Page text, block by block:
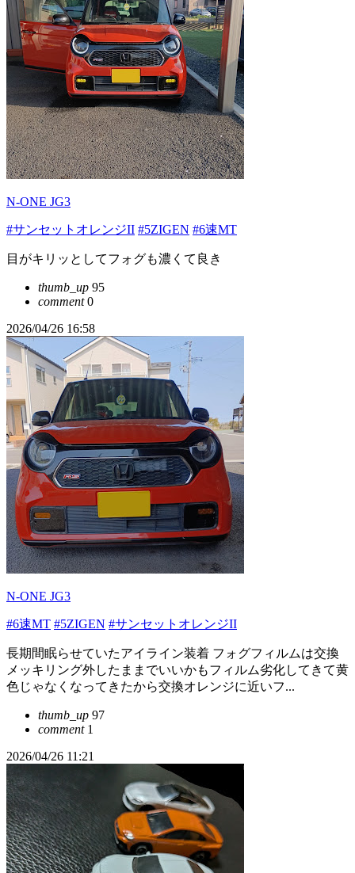
N-ONE JG3
#サンセットオレンジII #5ZIGEN #6速MT
目がキリッとしてフォグも濃くて良き
thumb_up 95
comment0
2026/04/26 16:58
N-ONE JG3
#6速MT #5ZIGEN #サンセットオレンジII
長期間眠らせていたアイライン装着 フォグフィルムは交換
メッキリング外したままでいいかもフィルム劣化してきて黄
色じゃなくなってきたから交換オレンジに近いフ...
thumb_up 97
comment1
2026/04/26 11:21